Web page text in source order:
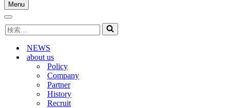
Menu
ナ
ゲ
シ
ョ
ナ
ビ
検
索...
NEWS
about us
Policy
Company
Partner
History
Recruit